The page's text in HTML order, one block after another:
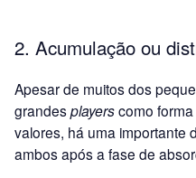
2. Acumulação ou
Apesar de muitos dos
grandesplayerscomo
valores, há uma importante
ambos após a fase de